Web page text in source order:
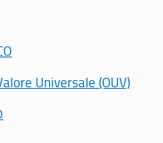
Universale (OUV)